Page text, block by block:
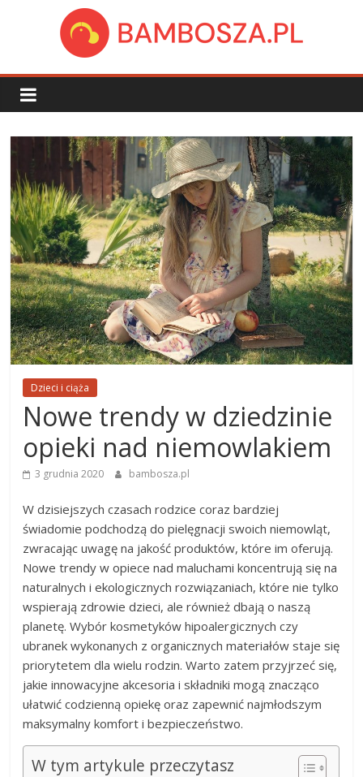
bambosza.pl
Dzieci i ciąża
Nowe trendy w dziedzinie
opieki nad niemowlakiem
3 grudnia 2020 bambosza.pl
W dzisiejszych czasach rodzice coraz bardziej
świadomie podchodzą do pielęgnacji swoich niemowląt,
zwracając uwagę na jakość produktów, które im oferują.
Nowe trendy w opiece nad maluchami koncentrują się na
naturalnych i ekologicznych rozwiązaniach, które nie tylko
wspierają zdrowie dzieci, ale również dbają o naszą
planetę. Wybór kosmetyków hipoalergicznych czy
ubranek wykonanych z organicznych materiałów staje się
priorytetem dla wielu rodzin. Warto zatem przyjrzeć się,
jakie innowacyjne akcesoria i składniki mogą znacząco
ułatwić codzienną opiekę oraz zapewnić najmłodszym
maksymalny komfort i bezpieczeństwo.
W tym artykule przeczytasz